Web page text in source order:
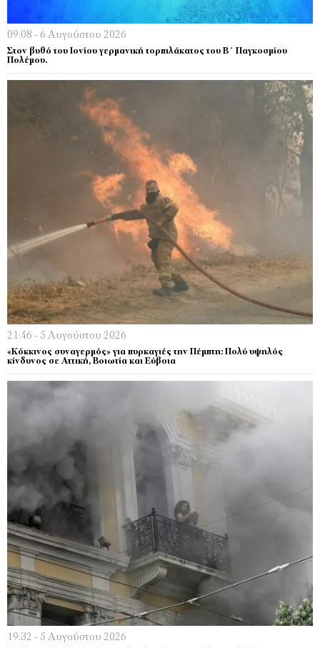
09:08 - 6 Αυγούστου 2026
Στον βυθό του Ιονίου γερμανική τορπιλάκατος του Β΄ Παγκοσμίου
Πολέμου.
21:46 - 5 Αυγούστου 2026
«Κόκκινος συναγερμός» για πυρκαγιές την Πέμπτη: Πολύ υψηλός
κίνδυνος σε Αττική, Βοιωτία και Εύβοια
19:32 - 5 Αυγούστου 2026